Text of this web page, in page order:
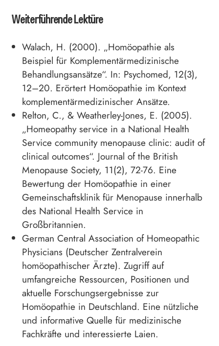
Weiterführende Lektüre
Walach, H. (2000). „Homöopathie als
Beispiel für Komplementärmedizinische
Behandlungsansätze“. In: Psychomed, 12(3),
12–20. Erörtert Homöopathie im Kontext
komplementärmedizinischer Ansätze.
Relton, C., & Weatherley-Jones, E. (2005).
„Homeopathy service in a National Health
Service community menopause clinic: audit of
clinical outcomes“. Journal of the British
Menopause Society, 11(2), 72-76. Eine
Bewertung der Homöopathie in einer
Gemeinschaftsklinik für Menopause innerhalb
des National Health Service in
Großbritannien.
German Central Association of Homeopathic
Physicians (Deutscher Zentralverein
homöopathischer Ärzte). Zugriff auf
umfangreiche Ressourcen, Positionen und
aktuelle Forschungsergebnisse zur
Homöopathie in Deutschland. Eine nützliche
und informative Quelle für medizinische
Fachkräfte und interessierte Laien.